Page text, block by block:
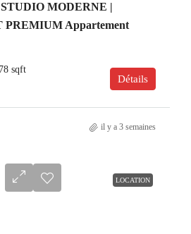
MODERNE |
Appartement
sqft
Détails
il y a 3 semaines
LOCATION